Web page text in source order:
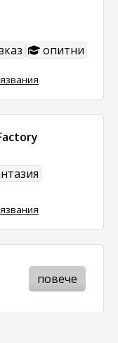
опитни
повече